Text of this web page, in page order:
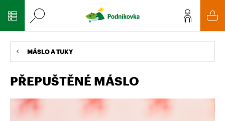
MÁSLO A TUKY
PŘEPUŠTĚNÉ MÁSLO